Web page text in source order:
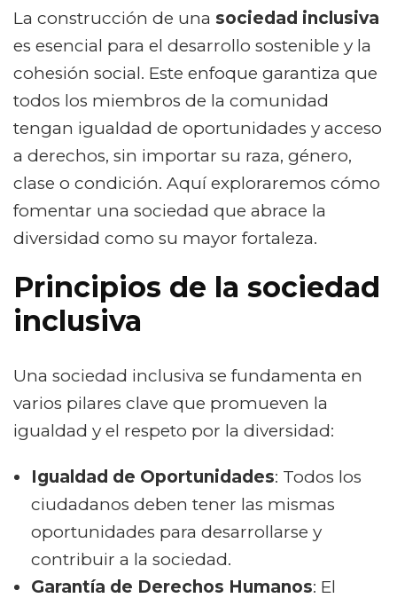
sociedad
inclusiva:
Claves
hacia
el
éxito
La construcción de una sociedad inclusiva
es esencial para el desarrollo sostenible y la
cohesión social. Este enfoque garantiza que
todos los miembros de la comunidad
tengan igualdad de oportunidades y acceso
a derechos, sin importar su raza, género,
clase o condición. Aquí exploraremos cómo
fomentar una sociedad que abrace la
diversidad como su mayor fortaleza.
Principios de la sociedad
inclusiva
Una sociedad inclusiva se fundamenta en
varios pilares clave que promueven la
igualdad y el respeto por la diversidad:
Igualdad de Oportunidades: Todos los
ciudadanos deben tener las mismas
oportunidades para desarrollarse y
contribuir a la sociedad.
Garantía de Derechos Humanos: El